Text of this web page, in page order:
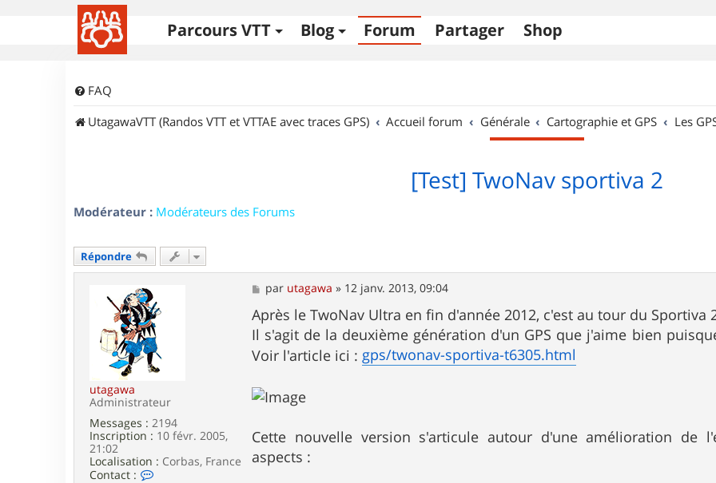
Parcours VTT Blog Forum Partager Shop
FAQ
UtagawaVTT (Randos VTT et VTTAE avec traces GPS)
Accueil forum Générale Cartographie et GPS Les
[Test] TwoNav sportiva 2
Modérateur : Modérateurs des Forums
Répondre
utagawa
Administrateur
Messages : 2194
Inscription : 10 févr. 2005,
21:02
Localisation : Corbas, France
Contact :
M
e
s
s
a
g
e
par utagawa » 12 janv. 2013, 09:04
Après le TwoNav Ultra en fin d'année 2012, c'est au tour du Sportiva
Il s'agit de la deuxième génération d'un GPS que j'aime bien
Voir l'article ici :gps/twonav-sportiva-t6305.html
Cette nouvelle version s'articule autour d'une amélioration de
aspects :